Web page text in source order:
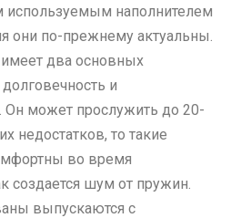
наполнителем
они по-прежнему актуальны.
два основных
и
Он может прослужить до 20-
недостатков, то такие
во время
создается шум от пружин.
выпускаются с